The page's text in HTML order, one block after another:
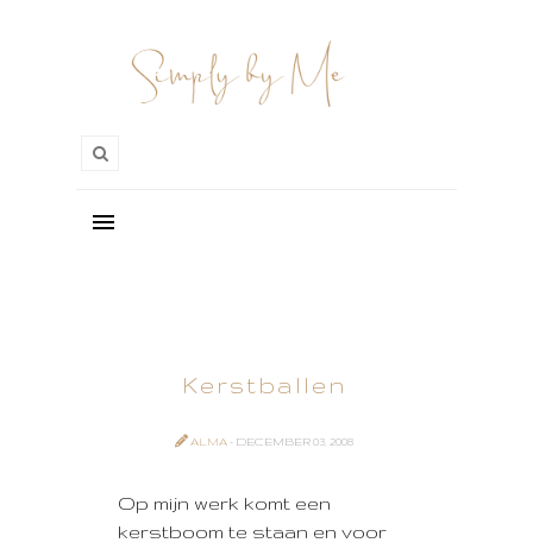
Kerstballen
ALMA - DECEMBER 03, 2008
Op mijn werk komt een
kerstboom te staan en voor